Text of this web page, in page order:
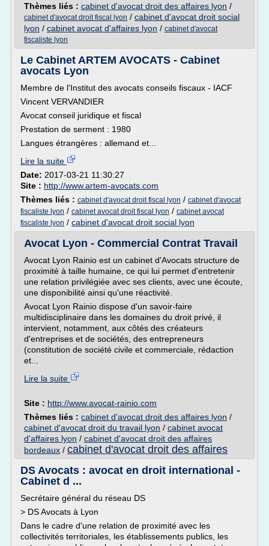
Thèmes liés : cabinet d'avocat droit des affaires lyon /
cabinet d'avocat droit fiscal lyon / cabinet d'avocat droit social
lyon / cabinet avocat d'affaires lyon / cabinet d'avocat
fiscaliste lyon
Le Cabinet ARTEM AVOCATS - Cabinet
avocats Lyon
Membre de l'Institut des avocats conseils fiscaux - IACF
Vincent VERVANDIER
Avocat conseil juridique et fiscal
Prestation de serment : 1980
Langues étrangères : allemand et...
Lire la suite
Date: 2017-03-21 11:30:27
Site : http://www.artem-avocats.com
Thèmes liés : cabinet d'avocat droit fiscal lyon / cabinet d'avocat
fiscaliste lyon / cabinet avocat droit fiscal lyon / cabinet avocat
fiscaliste lyon / cabinet d'avocat droit social lyon
Avocat Lyon - Commercial Contrat Travail
Avocat Lyon Rainio est un cabinet d'Avocats structure de
proximité à taille humaine, ce qui lui permet d'entretenir
une relation privilégiée avec ses clients, avec une écoute,
une disponibilité ainsi qu'une réactivité.
Avocat Lyon Rainio dispose d'un savoir-faire
multidisciplinaire dans les domaines du droit privé, il
intervient, notamment, aux côtés des créateurs
d'entreprises et de sociétés, des entrepreneurs
(constitution de société civile et commerciale, rédaction
et...
Lire la suite
Site : http://www.avocat-rainio.com
Thèmes liés : cabinet d'avocat droit des affaires lyon /
cabinet d'avocat droit du travail lyon / cabinet avocat
d'affaires lyon / cabinet d'avocat droit des affaires
bordeaux / cabinet d'avocat droit des affaires
DS Avocats : avocat en droit international -
Cabinet d ...
Secrétaire général du réseau DS
> DS Avocats à Lyon
Dans le cadre d'une relation de proximité avec les
collectivités territoriales, les établissements publics, les